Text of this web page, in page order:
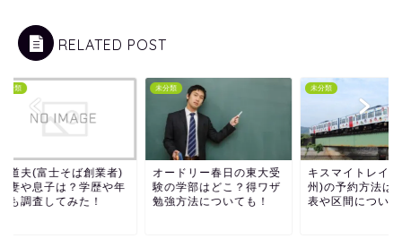
RELATED POST
夫(富士そば創業者)
や息子は？学歴や年
調査してみた！
未分類
オードリー春日の東大受
験の学部はどこ？得ワザ
勉強方法についても！
未分類
キスマイトレイン
州)の予約方法は？
表や区間についても